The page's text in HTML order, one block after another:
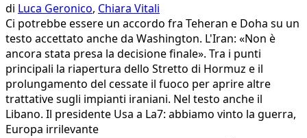
di Luca Geronico, Chiara Vitali
Ci potrebbe essere un accordo fra Teheran e Doha su un
testo accettato anche da Washington. L'Iran: «Non è
ancora stata presa la decisione finale». Tra i punti
principali la riapertura dello Stretto di Hormuz e il
prolungamento del cessate il fuoco per aprire altre
trattative sugli impianti iraniani. Nel testo anche il
Libano. Il presidente Usa a La7: abbiamo vinto la guerra,
Europa irrilevante